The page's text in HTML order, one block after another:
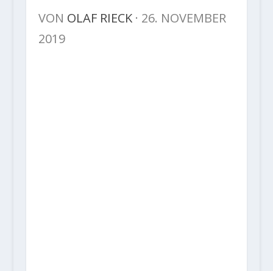
VON OLAF RIECK· 26. NOVEMBER
2019